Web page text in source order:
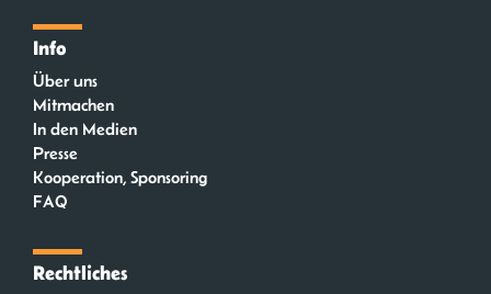
Info
Über uns
Mitmachen
In den Medien
Presse
Kooperation, Sponsoring
FAQ
Rechtliches